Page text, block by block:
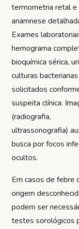
termometria retal e
anamnese
Exames
hemograma
bioquímica sérica,
culturas
solicitados
suspeita clínica.
(radiografia,
ultrassonografia)
busca por focos
ocultos.
Em casos de febre
origem
podem ser
testes sorológicos